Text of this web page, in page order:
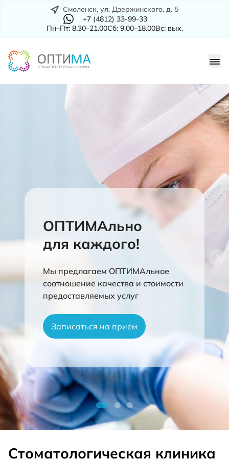
Смоленск, ул. Дзержинского, д. 5
+7 (4812) 33-99-33
Пн–Пт: 8.30–21.00Сб: 9.00–18.00Вс: вых.
ОПТИМАльно
для каждого!
Мы предлагаем ОПТИМАльное
соотношение качества и стоимости
предоставляемых услуг
Записаться на прием
Стоматологическая клиника